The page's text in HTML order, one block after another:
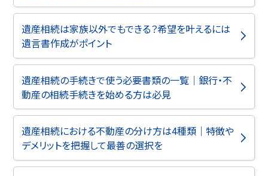
遺産相続は家族以外でもできる？希望を叶えるには
遺言書作成がポイント
遺産相続の手続きで使う必要書類の一覧｜銀行・不
動産の相続手続きを始める方は必見
遺産相続における不動産の分け方は4種類｜特徴や
デメリットを把握して最善の選択を